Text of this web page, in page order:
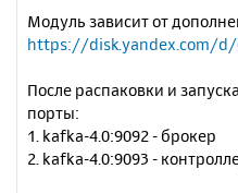
Модуль зависит от
https://disk.yandex.com/d/
После распаковки и
порты:
1. kafka-4.0:9092 - брокер
2. kafka-4.0:9093 -